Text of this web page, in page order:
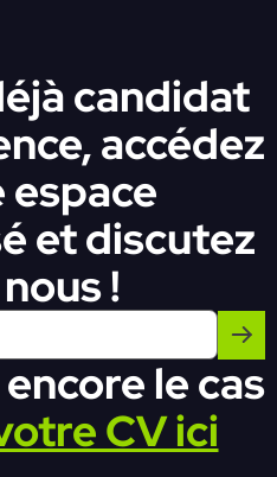
candidat
accédez
espace
et discutez
!
encore le cas
CV ici